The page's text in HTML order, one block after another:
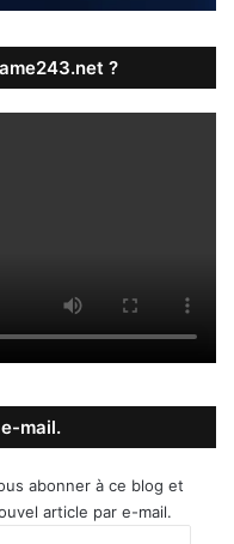
?
mail.
abonner à ce blog et
article par e-mail.